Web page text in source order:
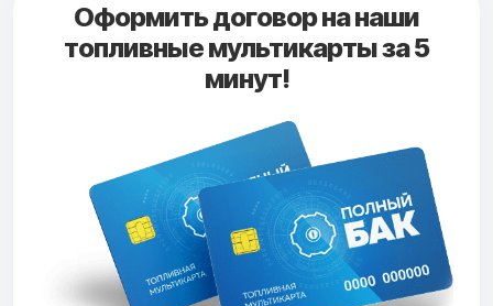
Оформить договор на наши
топливные мультикарты за 5
минут!